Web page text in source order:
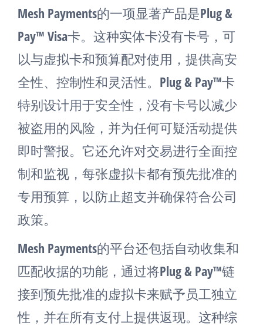
Mesh Payments的一项显著产品是Plug &
Pay™ Visa卡。这种实体卡没有卡号，可
以与虚拟卡和预算配对使用，提供高安
全性、控制性和灵活性。Plug & Pay™卡
特别设计用于安全性，没有卡号以减少
被盗用的风险，并为任何可疑活动提供
即时警报。它还允许对交易进行全面控
制和监视，每张虚拟卡都有预先批准的
专用预算，以防止超支并确保符合公司
政策​​。
Mesh Payments的平台还包括自动收集和
匹配收据的功能，通过将Plug & Pay™链
接到预先批准的虚拟卡来赋予员工独立
性，并在所有支付上提供返现。这种综